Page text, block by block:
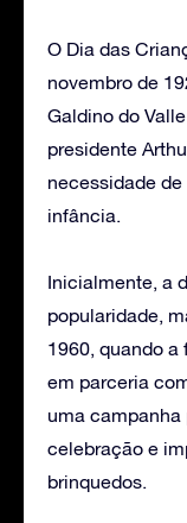
O Dia das
novembro de
Galdino do
presidente
necessidade
infância.
Inicialmente, a
popularidade,
1960, quando a
em parceria
uma campanha
celebração e
brinquedos.